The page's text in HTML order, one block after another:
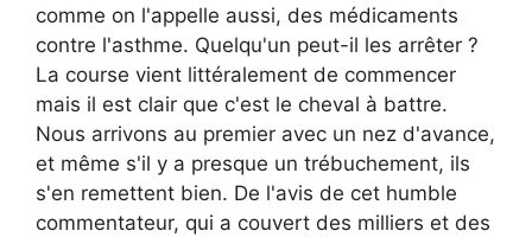
comme on l'appelle aussi, des médicaments
contre l'asthme. Quelqu'un peut-il les arrêter ?
La course vient littéralement de commencer
mais il est clair que c'est le cheval à battre.
Nous arrivons au premier avec un nez d'avance,
et même s'il y a presque un trébuchement, ils
s'en remettent bien. De l'avis de cet humble
commentateur, qui a couvert des milliers et des